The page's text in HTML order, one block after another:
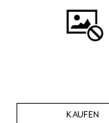
KAUFEN